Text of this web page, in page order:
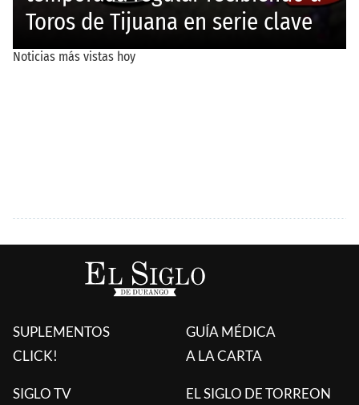
SUPLEMENTOS
CLICK!
GUÍA MÉDICA
A LA CARTA
SIGLO TV EL SIGLO DE TORREON